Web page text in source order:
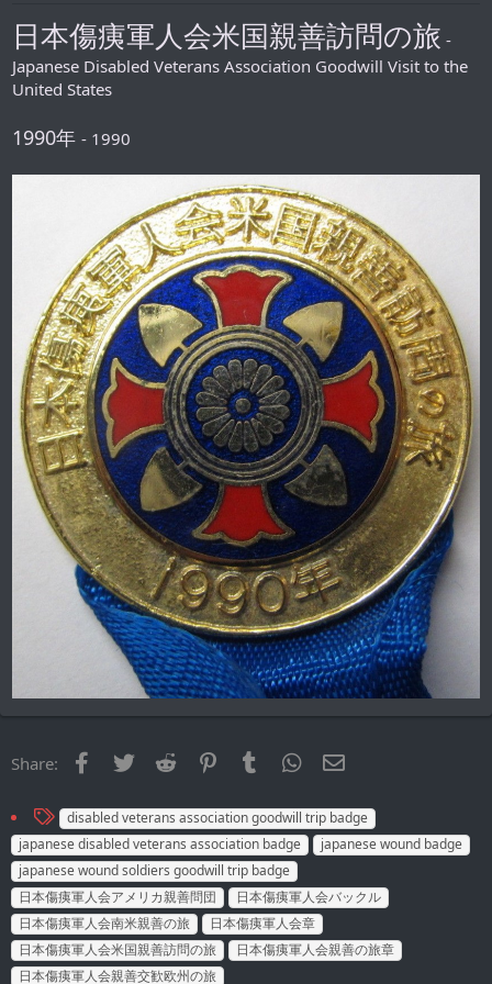
日本傷痍軍人会米国親善訪問の旅 -
Japanese Disabled Veterans Association Goodwill Visit to the
United States
1990年 - 1990
Share: Facebook
Twitter Reddit PinterestTumblr WhatsApp
T
a
g
s
disabled veterans association goodwill trip badge
japanese disabled veterans association badge
japanese wound badge
japanese wound soldiers goodwill trip badge
日本傷痍軍人会アメリカ親善問団
日本傷痍軍人会バックル
日本傷痍軍人会南米親善の旅
日本傷痍軍人会章
日本傷痍軍人会米国親善訪問の旅
日本傷痍軍人会親善の旅章
日本傷痍軍人会親善交歓欧州の旅